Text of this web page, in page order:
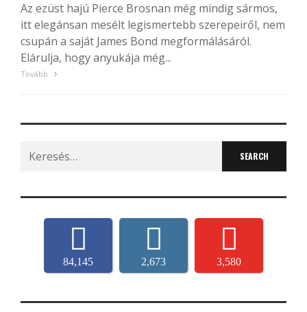
Az ezüst hajú Pierce Brosnan még mindig sármos,
itt elegánsan mesélt legismertebb szerepeiről, nem
csupán a saját James Bond megformálásáról.
Elárulja, hogy anyukája még...
Tovább
Search
for:
84,145 2,673 3,580